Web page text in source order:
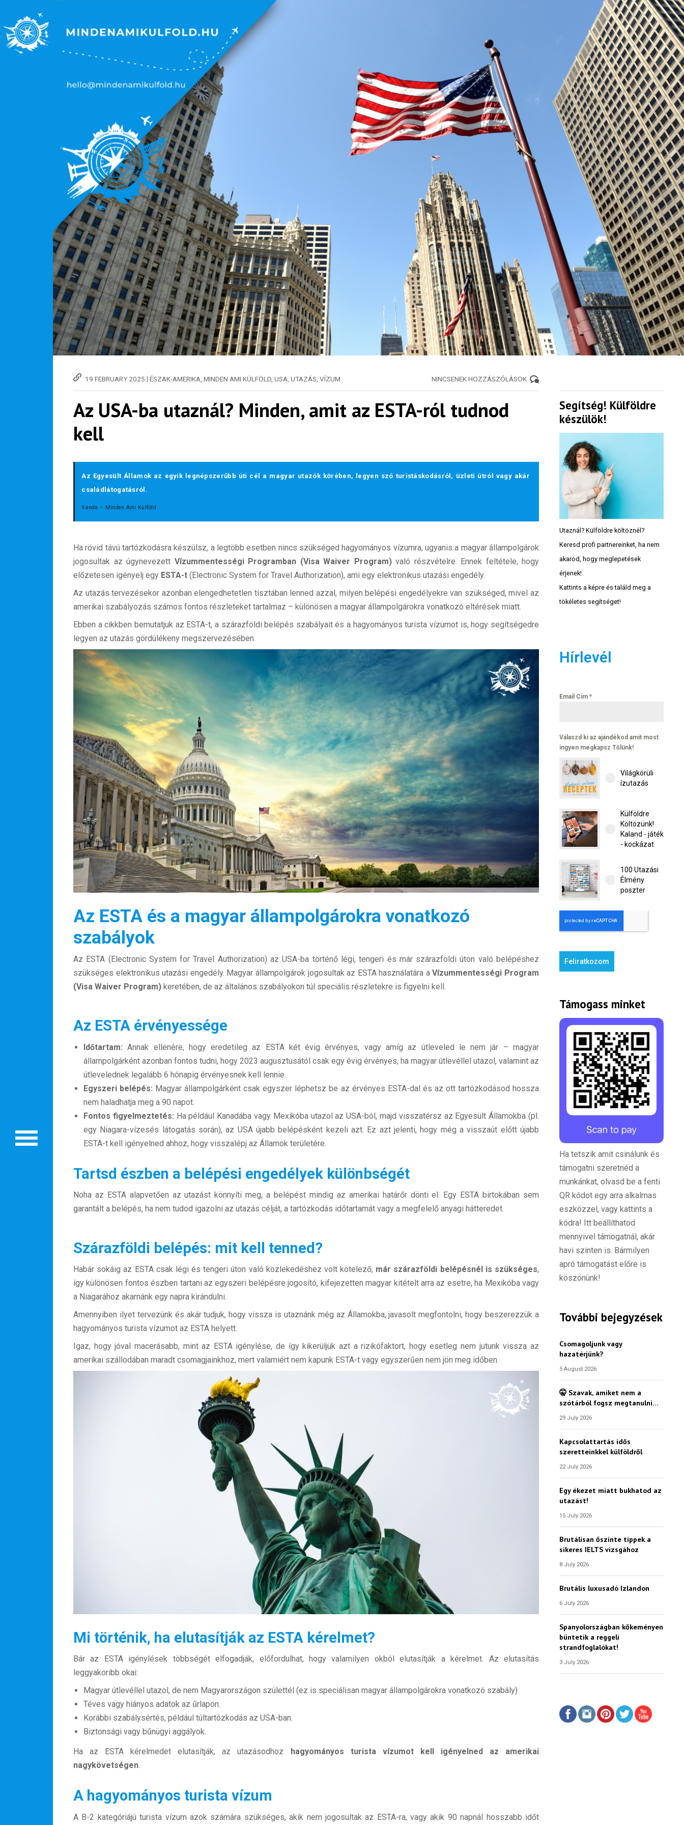
Külföldre költöznék!
Beutazási engedélyek
Online bolt
Rendezvények
BLOG
Partnerprogram
Oszd meg történeted!
19 FEBRUARY 2025 | ÉSZAK-AMERIKA MINDEN AMI KÜLFÖLD USA UTAZÁS VÍZUM NINCSENEK HOZZÁSZÓLÁSOK
Az USA-ba utaznál? Minden, amit az ESTA-ról tudnod
kell
Az Egyesült Államok az egyik legnépszerűbb úti cél a magyar utazók körében, legyen szó turistáskodásról, üzleti útról vagy akár
családlátogatásról.
Vanda – Minden Ami Külföld
Ha rövid távú tartózkodásra készülsz, a legtöbb esetben nincs szükséged hagyományos vízumra, ugyanis a magyar állampolgárok
jogosultak az úgynevezett Vízummentességi Programban (Visa Waiver Program)való részvételre. Ennek feltétele, hogy
előzetesen igényelj egy ESTA-t (Electronic System for Travel Authorization), ami egy elektronikus utazási engedély.
Az utazás tervezésekor azonban elengedhetetlen tisztában lenned azzal, milyen belépési engedélyekre van szükséged, mivel az
amerikai szabályozás számos fontos részleteket tartalmaz – különösen a magyar állampolgárokra vonatkozó eltérések miatt.
Ebben a cikkben bemutatjuk az ESTA-t, a szárazföldi belépés szabályait és a hagyományos turista vízumot is, hogy segítségedre
legyen az utazás gördülékeny megszervezésében.
Az ESTA és a magyar állampolgárokra vonatkozó
szabályok
Az ESTA (Electronic System for Travel Authorization) az USA-ba történő légi, tengeri és már szárazföldi úton való belépéshez
szükséges elektronikus utazási engedély. Magyar állampolgárok jogosultak az ESTA használatára aVízummentességi Program
(Visa Waiver Program) keretében, de az általános szabályokon túl speciális részletekre is figyelni kell.
Az ESTA érvényessége
Időtartam: Annak ellenére, hogy eredetileg az ESTA két évig érvényes, vagy amíg az útleveled le nem jár – magyar
állampolgárként azonban fontos tudni, hogy 2023 augusztusától csak egy évig érvényes, ha magyar útlevéllel utazol, valamint az
útlevelednek legalább 6 hónapig érvényesnek kell lennie.
Egyszeri belépés: Magyar állampolgárként csak egyszer léphetsz be az érvényes ESTA-dal és az ott tartózkodásod hossza
nem haladhatja meg a 90 napot.
Fontos figyelmeztetés: Ha például Kanadába vagy Mexikóba utazol az USA-ból, majd visszatérsz az Egyesült Államokba (pl.
egy Niagara-vízesés látogatás során), az USA újabb belépésként kezeli azt. Ez azt jelenti, hogy még a visszaút előtt újabb
ESTA-t kell igényelned ahhoz, hogy visszalépj az Államok területére.
Tartsd észben a belépési engedélyek különbségét
Noha az ESTA alapvetően az utazást könnyíti meg, a belépést mindig az amerikai határőr dönti el. Egy ESTA birtokában sem
garantált a belépés, ha nem tudod igazolni az utazás célját, a tartózkodás időtartamát vagy a megfelelő anyagi hátteredet.
Szárazföldi belépés: mit kell tenned?
Habár sokáig az ESTA csak légi és tengeri úton való közlekedéshez volt kötelező, már szárazföldi belépésnél is szükséges,
így különösen fontos észben tartani az egyszeri belépésre jogosító, kifejezetten magyar kitételt arra az esetre, ha Mexikóba vagy
a Niagarához akarnánk egy napra kirándulni.
Amennyiben ilyet tervezünk és akár tudjuk, hogy vissza is utaznánk még az Államokba, javasolt megfontolni, hogy beszerezzük a
hagyományos turista vízumot az ESTA helyett.
Igaz, hogy jóval macerásabb, mint az ESTA igénylése, de így kikerüljük azt a rizikófaktort, hogy esetleg nem jutunk vissza az
amerikai szállodában maradt csomagjainkhoz, mert valamiért nem kapunk ESTA-t vagy egyszerűen nem jön meg időben.
Mi történik, ha elutasítják az ESTA kérelmet?
Bár az ESTA igénylések többségét elfogadják, előfordulhat, hogy valamilyen okból elutasítják a kérelmet. Az elutasítás
leggyakoribb okai:
Magyar útlevéllel utazol, de nem Magyarországon születtél (ez is speciálisan magyar állampolgárokra vonatkozó szabály)
Téves vagy hiányos adatok az űrlapon.
Korábbi szabálysértés, például túltartózkodás az USA-ban.
Biztonsági vagy bűnügyi aggályok.
Ha az ESTA kérelmedet elutasítják, az utazásodhoz
hagyományos turista vízumot kell igényelned az amerikai
nagykövetségen.
A hagyományos turista vízum
A B-2 kategóriájú turista vízum azok számára szükséges, akik nem jogosultak az ESTA-ra, vagy akik 90 napnál hosszabb időt
Segítség! Külföldre
készülök!
Utaznál? Külföldre költöznél?
Keresd profi partnereinket, ha nem
akarod, hogy meglepetések
érjenek!
Kattints a képre és találd meg a
tökéletes segítséget!
Hírlevél
Email Cím *
Válaszd ki az ajándékod amit most
ingyen megkapsz Tőlünk!
Világkörüli
ízutazás
Külföldre
Költözünk!
Kaland - játék
- kockázat
100 Utazási
Élmény
poszter
Feliratkozom
Támogass minket
Ha tetszik amit csinálunk és
támogatni szeretnéd a
munkánkat, olvasd be a fenti
QR kódot egy arra alkalmas
eszközzel, vagy kattints a
kódra! Itt beállíthatod
mennyivel támogatnál, akár
havi szinten is. Bármilyen
apró támogatást előre is
köszönünk!
További bejegyzések
Csomagoljunk vagy
hazatérjünk?
5 August 2026
🤫 Szavak, amiket nem a
szótárból fogsz megtanulni…
29 July 2026
Kapcsolattartás idős
szeretteinkkel külföldről
22 July 2026
Egy ékezet miatt bukhatod az
utazást!
15 July 2026
Brutálisan őszinte tippek a
sikeres IELTS vizsgához
8 July 2026
Brutális luxusadó Izlandon
6 July 2026
Spanyolországban kőkeményen
büntetik a reggeli
strandfoglalókat!
3 July 2026